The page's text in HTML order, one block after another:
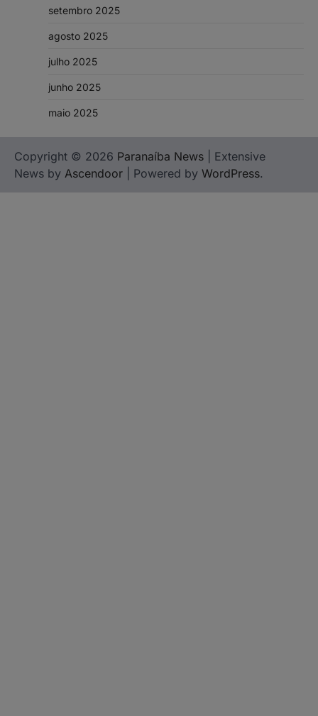
setembro 2025
agosto 2025
julho 2025
junho 2025
maio 2025
Copyright © 2026 Paranaíba News | Extensive
News by Ascendoor | Powered by WordPress.